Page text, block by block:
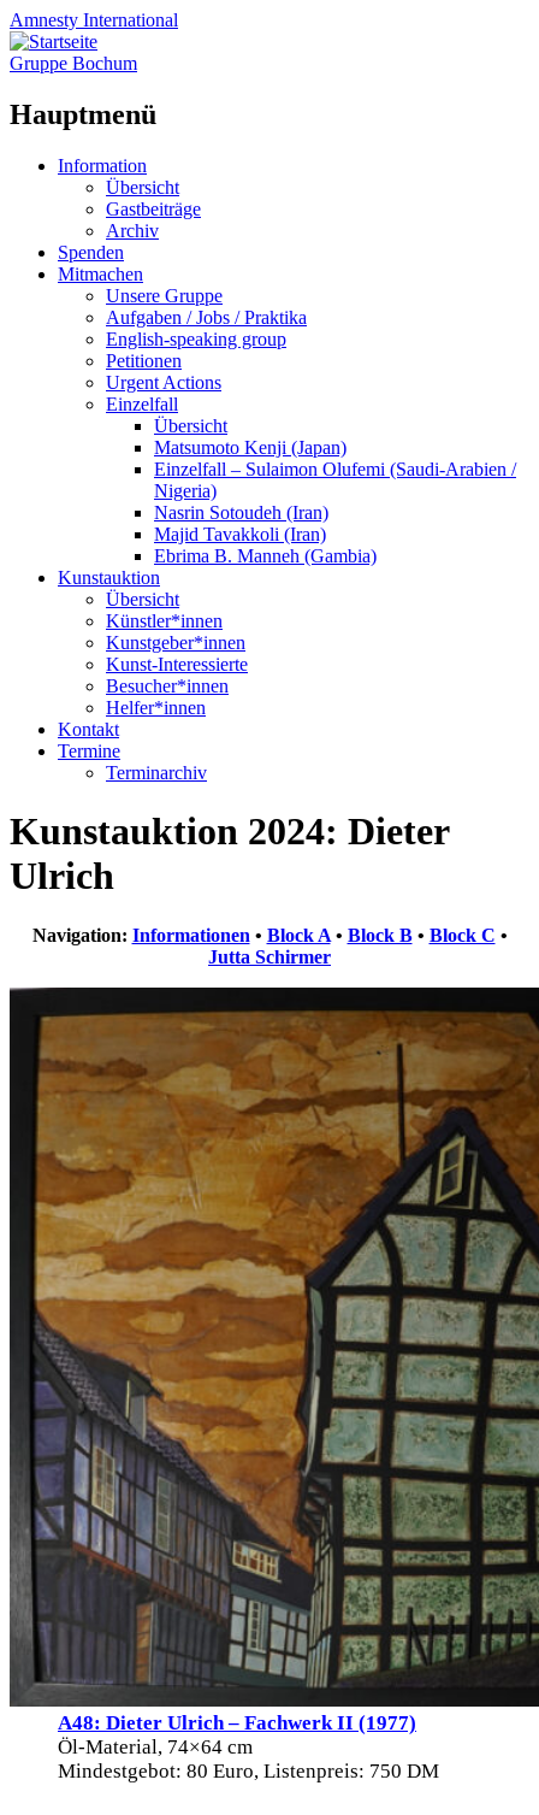
Amnesty International
Gruppe Bochum
Hauptmenü
Zum
Information
Übersicht
Gastbeiträge
Archiv
Spenden
Mitmachen
Unsere Gruppe
Aufgaben / Jobs / Praktika
English-speaking group
Petitionen
Urgent Actions
Einzelfall
Übersicht
Matsumoto Kenji (Japan)
Einzelfall – Sulaimon Olufemi (Saudi-Arabien /
Nigeria)
Nasrin Sotoudeh (Iran)
Majid Tavakkoli (Iran)
Ebrima B. Manneh (Gambia)
Kunstauktion
Übersicht
Künstler*innen
Kunstgeber*innen
Kunst-Interessierte
Besucher*innen
Helfer*innen
Kontakt
Termine
Terminarchiv
Kunstauktion 2024: Dieter
Ulrich
Navigation: Informationen • Block A• Block B• Block C •
Jutta Schirmer
A48: Dieter Ulrich – Fachwerk II (1977)
Öl-Material, 74×64 cm
Mindestgebot: 80 Euro, Listenpreis: 750 DM